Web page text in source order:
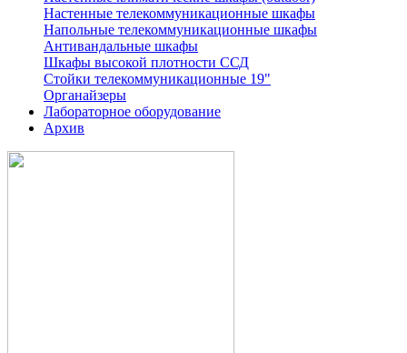
Настенные телекоммуникационные шкафы
Напольные телекоммуникационные шкафы
Антивандальные шкафы
Шкафы высокой плотности ССД
Стойки телекоммуникационные 19"
Органайзеры
Лабораторное оборудование
Архив